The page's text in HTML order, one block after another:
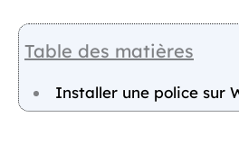
Table des matières
Installer une police sur